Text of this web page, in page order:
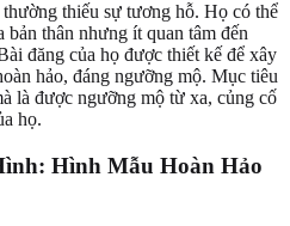
thường thiếu sự tương hỗ. Họ có thể
bản thân nhưng ít quan tâm đến
đăng của họ được thiết kế để xây
hảo, đáng ngưỡng mộ. Mục tiêu
là được ngưỡng mộ từ xa, củng cố
họ.
Hình Mẫu Hoàn Hảo